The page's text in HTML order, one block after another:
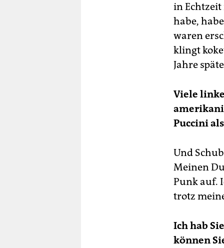
in
habe,
waren
klingt
Jahre
Viele
Puccini
Und
Meinen
Punk auf.
trotz
Ich hab
können